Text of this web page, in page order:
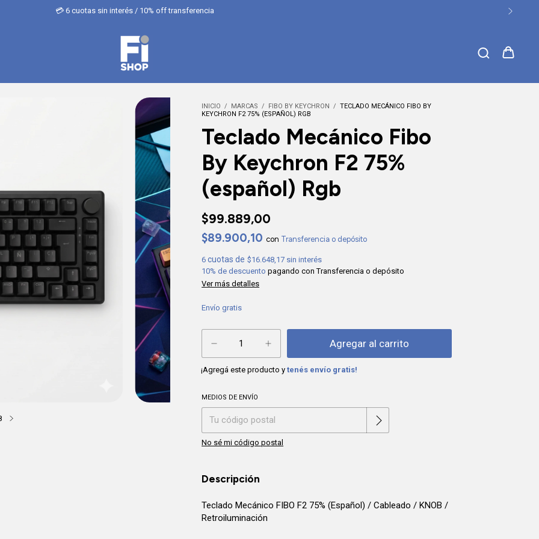
💳 6 cuotas sin interés / 10% off transferencia
INICIO / MARCAS / FIBO BY KEYCHRON / TECLADO MECÁNICO FIBO BY
KEYCHRON F2 75% (ESPAÑOL) RGB
Teclado Mecánico Fibo
By Keychron F2 75%
(español) Rgb
$99.889,00
$89.900,10 con Transferencia o depósito
6 $16.648,17 sin interés
10% de descuento pagando con Transferencia o depósito
Ver más detalles
Envío gratis
¡Agregá este producto ytenés envío gratis!
Entregas para el CP:
MEDIOS DE ENVÍO
No sé mi código postal
Descripción
Teclado Mecánico FIBO F2 75% (Español) / Cableado / KNOB /
Retroiluminación